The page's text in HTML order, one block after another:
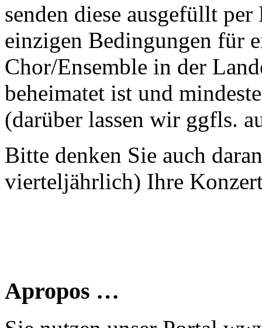
senden diese ausgefüllt
einzigen Bedingungen für
Chor/Ensemble in der
beheimatet ist und
(darüber lassen wir ggfls.
Bitte denken Sie auch
vierteljährlich) Ihre
Apropos …